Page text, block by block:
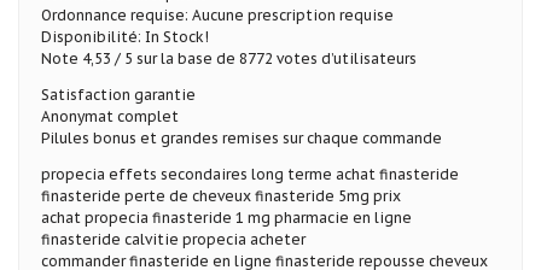
Ordonnance requise: Aucune prescription requise
Disponibilité: In Stock!
Note 4,53 / 5 sur la base de 8772 votes d’utilisateurs
Satisfaction garantie
Anonymat complet
Pilules bonus et grandes remises sur chaque commande
propecia effets secondaires long terme achat finasteride
finasteride perte de cheveux finasteride 5mg prix
achat propecia finasteride 1 mg pharmacie en ligne
finasteride calvitie propecia acheter
commander finasteride en ligne finasteride repousse cheveux